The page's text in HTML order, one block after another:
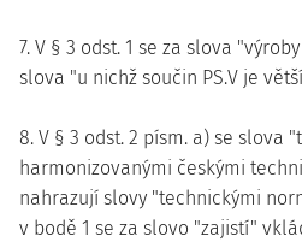
7. V § 3 odst. 1 se za slova
slova "u nichž součin PS.V je
8. V § 3 odst. 2 písm. a) se slova
harmonizovanými českými
nahrazují slovy "technickými
v bodě 1 se za slovo "zajistí"